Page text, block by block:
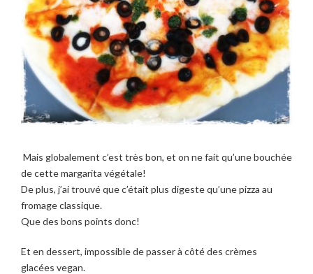
Mais globalement c’est très bon, et on ne fait qu’une bouchée
de cette margarita végétale!
De plus, j’ai trouvé que c’était plus digeste qu’une pizza au
fromage classique.
Que des bons points donc!
Et en dessert, impossible de passer à côté des crèmes
glacées vegan.